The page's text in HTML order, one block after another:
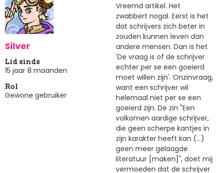
Silver
Lid sinds
15 jaar 8 maanden
Rol
Gewone gebruiker
Vreemd artikel. Het
zwabbert nogal. Eerst is het
dat schrijvers zich beter in
zouden kunnen leven dan
andere mensen. Dan is het
'De vraag is of de schrijver
echter per se een goeierd
moet willen zijn'. Onzinvraag,
want een schrijver wil
helemaal niet per se een
goeierd zijn. De zin "Een
volkomen aardige schrijver,
die geen scherpe kantjes in
zijn karakter heeft kan (...)
geen meer gelaagde
literatuur [maken]", doet mij
vermoeden dat de schrijver